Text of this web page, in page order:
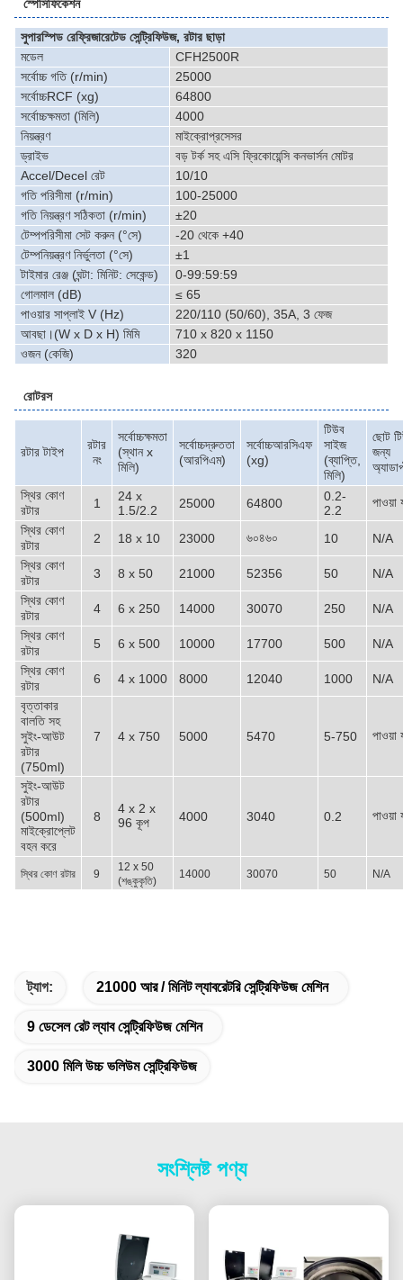
স্পেসিফিকেশন
সুপারস্পিড রেফ্রিজারেটেড সেন্ট্রিফিউজ, রটার ছাড়া
মডেল
CFH2500R
সর্বোচ্চ গতি (r/min)
25000
সর্বোচ্চRCF (xg)
64800
সর্বোচ্চক্ষমতা (মিলি)
4000
নিয়ন্ত্রণ
মাইক্রোপ্রসেসর
ড্রাইভ
বড় টর্ক সহ এসি ফ্রিকোয়েন্সি কনভার্সন মোটর
Accel/Decel রেট
10/10
গতি পরিসীমা (r/min)
100-25000
গতি নিয়ন্ত্রণ সঠিকতা (r/min)
±20
টেম্পপরিসীমা সেট করুন (°সে)
-20 থেকে +40
টেম্পনিয়ন্ত্রণ নির্ভুলতা (°সে)
±1
টাইমার রেঞ্জ (ঘন্টা: মিনিট: সেকেন্ড)
0-99:59:59
গোলমাল (dB)
≤ 65
পাওয়ার সাপ্লাই V (Hz)
220/110 (50/60), 35A, 3 ফেজ
আবছা।(W x D x H) মিমি
710 x 820 x 1150
ওজন (কেজি)
320
রোটরস
রটার টাইপ
রটার
নং
সর্বোচ্চক্ষমতা
(স্থান x
মিলি)
সর্বোচ্চদ্রুততা
(আরপিএম)
সর্বোচ্চআরসিএফ
(xg)
টিউব
সাইজ
(ব্যাপ্তি,
মিলি)
ছোট
জন্য
স্থির কোণ
রটার
1
24 x
1.5/2.2
25000 64800
0.2-
2.2
পাওয়া
স্থির কোণ
রটার
2 18 x 10 23000 ৬০৪৬০ 10
N/A
স্থির কোণ
রটার
3 8 x 50 21000 52356 50
N/A
স্থির কোণ
রটার
4 6 x 250 14000 30070 250
N/A
স্থির কোণ
রটার
5 6 x 500 10000 17700 500
N/A
স্থির কোণ
রটার
6 4 x 1000 8000 12040 1000
N/A
বৃত্তাকার
বালতি সহ
সুইং-আউট
রটার
(750ml)
7 4 x 750 5000 5470 5-750 পাওয়া
সুইং-আউট
রটার
(500ml)
মাইক্রোপ্লেট
বহন করে
8
4 x 2 x
96 কূপ
4000 3040 0.2 পাওয়া
স্থির কোণ রটার 9
12 x 50
(শঙ্কুকৃতি)
14000 30070 50 N/A
ট্যাগ: 21000 আর / মিনিট ল্যাবরেটরি সেন্ট্রিফিউজ মেশিন
9 ডেসেল রেট ল্যাব সেন্ট্রিফিউজ মেশিন
3000 মিলি উচ্চ ভলিউম সেন্ট্রিফিউজ
সংশ্লিষ্ট পণ্য